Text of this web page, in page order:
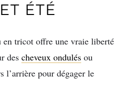
ÉTÉ
en tricot offre une vraie liberté
des cheveux ondulés ou
l’arrière pour dégager le